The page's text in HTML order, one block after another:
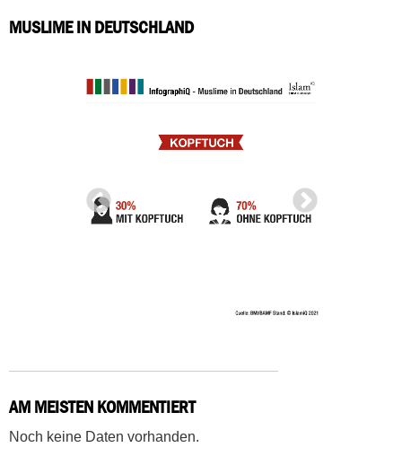
MUSLIME IN DEUTSCHLAND
AM MEISTEN KOMMENTIERT
Noch keine Daten vorhanden.